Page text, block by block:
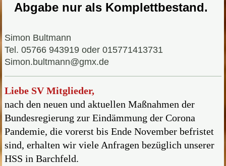
Abgabe nur als Komplettbestand.
Simon Bultmann
Tel. 05766 943919 oder 015771413731
Simon.bultmann@gmx.de
Liebe SV Mitglieder,
nach den neuen und aktuellen Maßnahmen der
Bundesregierung zur Eindämmung der Corona
Pandemie, die vorerst bis Ende November befristet
sind, erhalten wir viele Anfragen bezüglich unserer
HSS in Barchfeld.